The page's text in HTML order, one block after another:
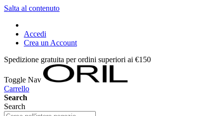
Salta al contenuto
Accedi
Crea un Account
Spedizione gratuita per ordini superiori ai €150
Toggle Nav
Carrello
Search
Search